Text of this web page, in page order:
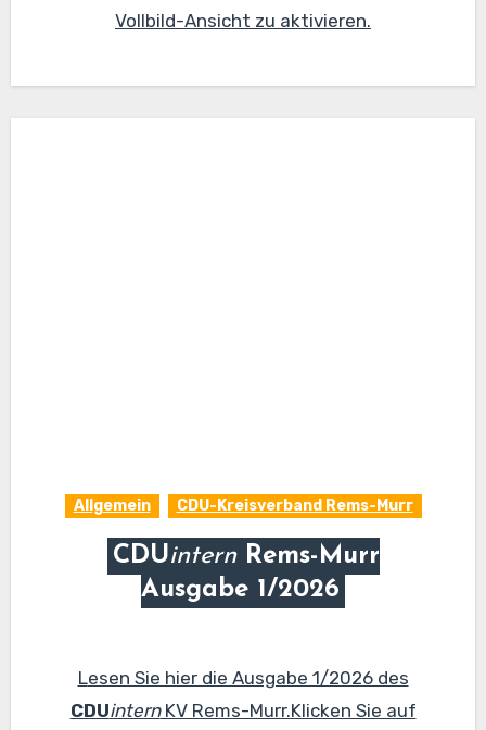
Vollbild-Ansicht zu aktivieren.
Allgemein CDU-Kreisverband Rems-Murr
CDUinternRems-Murr
Ausgabe 1/2026
Lesen Sie hier die Ausgabe 1/2026 des
CDUinternKV Rems-Murr.Klicken Sie auf